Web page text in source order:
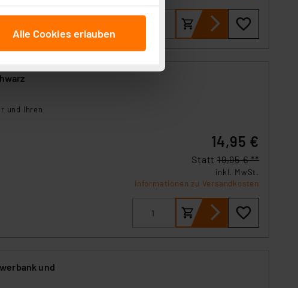
(Art. 6
ist durch Klick auf den
Link „Cookie Einstellungen“
dieser Daten zur
Einstellungen können
erneut angezeigt wird.
zur Einbindung von Cookies
Art. 49 (1) lit. a DSGVO.
in der Datenschutzerklärung.
als Land mit unzureichendem
personenbezogene
Alle Cookies erlauben
und Ihren
14,95 €
Statt 19,95 € **
inkl. MwSt.
Informationen zu Versandkosten
und